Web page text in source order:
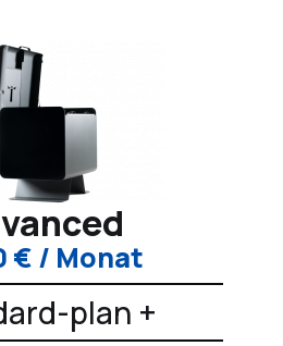
€ / Monat
plan +